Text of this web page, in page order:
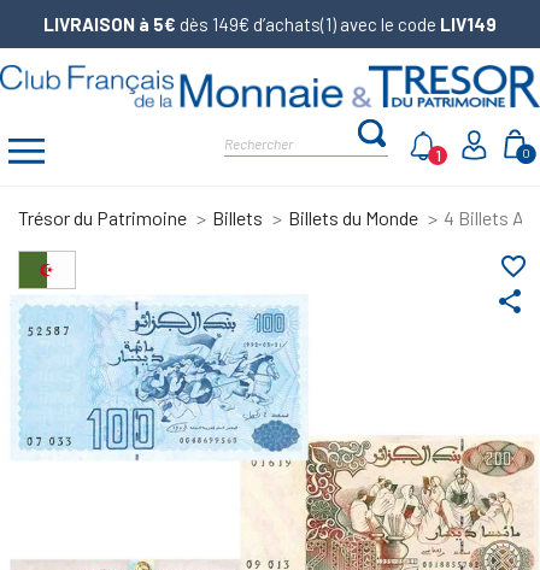
LIVRAISON à 5€ dès 149€ d’achats(1) avec le code LIV149
0
1
Trésor du Patrimoine Billets Billets du Monde 4 Billets
share
favorite_border